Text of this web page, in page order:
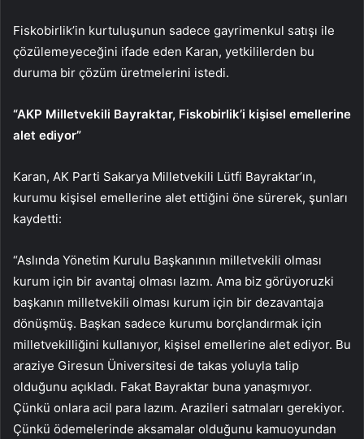
Fiskobirlik’in kurtuluşunun sadece gayrimenkul satışı ile
çözülemeyeceğini ifade eden Karan, yetkililerden bu
duruma bir çözüm üretmelerini istedi.
“AKP Milletvekili Bayraktar, Fiskobirlik’i kişisel emellerine
alet ediyor”
Karan, AK Parti Sakarya Milletvekili Lütfi Bayraktar’ın,
kurumu kişisel emellerine alet ettiğini öne sürerek, şunları
kaydetti:
“Aslında Yönetim Kurulu Başkanının milletvekili olması
kurum için bir avantaj olması lazım. Ama biz görüyoruzki
başkanın milletvekili olması kurum için bir dezavantaja
dönüşmüş. Başkan sadece kurumu borçlandırmak için
milletvekilliğini kullanıyor, kişisel emellerine alet ediyor. Bu
araziye Giresun Üniversitesi de takas yoluyla talip
olduğunu açıkladı. Fakat Bayraktar buna yanaşmıyor.
Çünkü onlara acil para lazım. Arazileri satmaları gerekiyor.
Çünkü ödemelerinde aksamalar olduğunu kamuoyundan